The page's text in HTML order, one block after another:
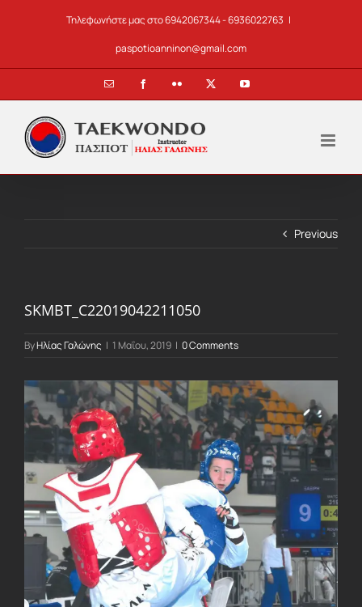
Τηλεφωνήστε μας στο 6942067344 - 6936022763 |
paspotioanninon@gmail.com
Email FacebookFlickr YouTube
Previous
SKMBT_C22019042211050
ByΗλίας Γαλώνης | 1 Μαΐου, 2019 | 0 Comments